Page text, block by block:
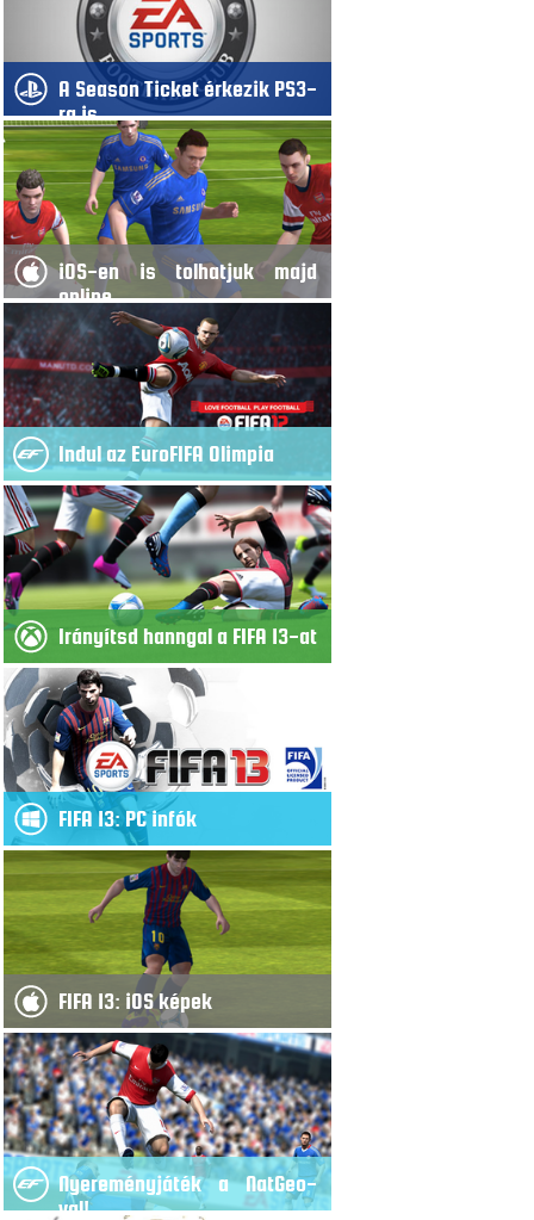
A Season Ticket érkezik PS3-
ra is
iOS-en is tolhatjuk majd
online
Indul az EuroFIFA Olimpia
Irányítsd hanngal a FIFA 13-at
FIFA 13: PC infók
FIFA 13: iOS képek
Nyereményjáték a NatGeo-
val!